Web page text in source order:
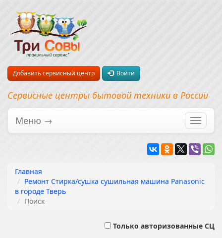
Добавить сервисный центр Войти
Сервисные центры бытовой техники в России
Меню →
Главная
Ремонт Стирка/сушка сушильная машина Panasonic
в городе Тверь
Поиск
Только авторизованные СЦ